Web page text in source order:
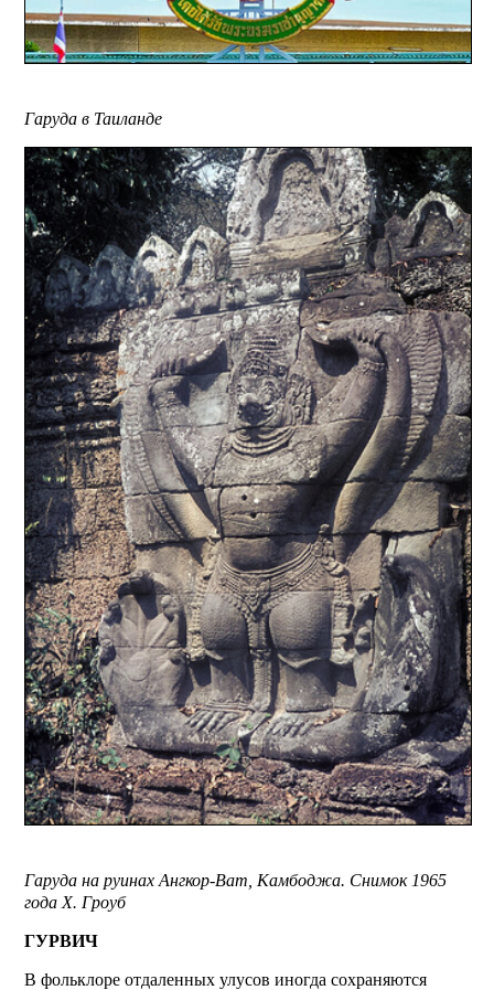
Гаруда в Таиланде
Гаруда на руинах Ангкор-Ват, Камбоджа. Снимок 1965
года Х. Гроуб
ГУРВИЧ
В фольклоре отдаленных улусов иногда сохраняются